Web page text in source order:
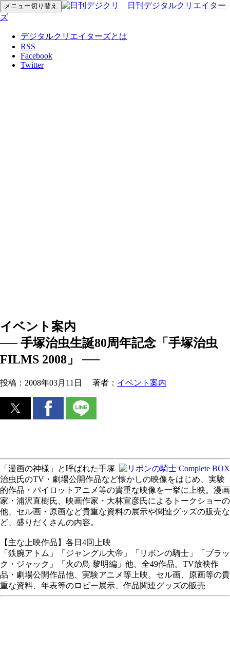
メニュー切り替え
日刊デジタルクリエイター
ズ
デジタルクリエイターズとは
RSS
Facebook
Twitter
イベント案内
── 手塚治虫生誕80周年記念「手塚治虫
FILMS 2008」 ──
投稿： 2008年03月11日 著者： イベント案内
「漫画の神様」と呼ばれた手塚
治虫氏のTV・劇場公開作品など懐かしの映像をはじめ、実験
的作品・パイロットアニメ等の貴重な映像を一挙に上映。漫画
家・浦沢直樹氏、映画作家・大林宣彦氏によるトークショーの
他、セル画・原画など貴重な資料の展示や関連グッズの販売な
ど、盛りだくさんの内容。
【主な上映作品】各日4回上映
「鉄腕アトム」「ジャングル大帝」「リボンの騎士」「ブラッ
ク・ジャック」「火の鳥 黎明編」他、全49作品。TV放映作
品・劇場公開作品他、実験アニメ等上映。セル画、原画等の貴
重な資料、年表等のロビー展示、作品関連グッズの販売